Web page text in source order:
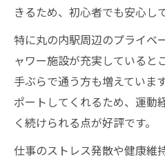
きるため、初心者でも安心し
特に丸の内駅周辺のプライベ
ャワー施設が充実していると
手ぶらで通う方も増えていま
ポートしてくれるため、運動
く続けられる点が好評です。
仕事のストレス発散や健康維